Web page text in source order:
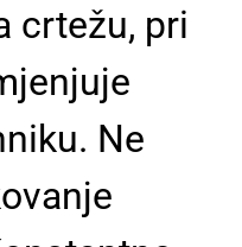
crtežu, pri
Ne